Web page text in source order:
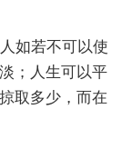
如若不可以使
；人生可以平
取多少，而在